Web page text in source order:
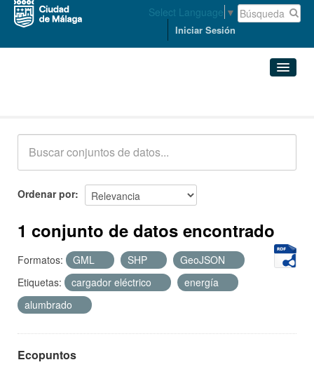
Select Language ▼
Iniciar Sesión
Acerca de
Ordenar por
1 conjunto de datos encontrado
Formatos: GML SHP
GeoJSON
Etiquetas:
cargador eléctrico
energía
alumbrado
Ecopuntos